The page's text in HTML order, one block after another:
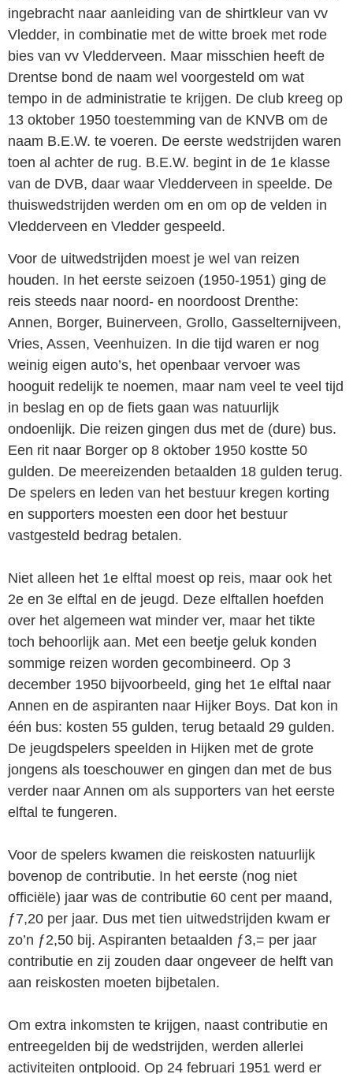
ingebracht naar aanleiding van de shirtkleur van vv
Vledder, in combinatie met de witte broek met rode
bies van vv Vledderveen. Maar misschien heeft de
Drentse bond de naam wel voorgesteld om wat
tempo in de administratie te krijgen. De club kreeg op
13 oktober 1950 toestemming van de KNVB om de
naam B.E.W. te voeren. De eerste wedstrijden waren
toen al achter de rug. B.E.W. begint in de 1e klasse
van de DVB, daar waar Vledderveen in speelde. De
thuiswedstrijden werden om en om op de velden in
Vledderveen en Vledder gespeeld.
Voor de uitwedstrijden moest je wel van reizen
houden. In het eerste seizoen (1950-1951) ging de
reis steeds naar noord- en noordoost Drenthe:
Annen, Borger, Buinerveen, Grollo, Gasselternijveen,
Vries, Assen, Veenhuizen. In die tijd waren er nog
weinig eigen auto’s, het openbaar vervoer was
hooguit redelijk te noemen, maar nam veel te veel tijd
in beslag en op de fiets gaan was natuurlijk
ondoenlijk. Die reizen gingen dus met de (dure) bus.
Een rit naar Borger op 8 oktober 1950 kostte 50
gulden. De meereizenden betaalden 18 gulden terug.
De spelers en leden van het bestuur kregen korting
en supporters moesten een door het bestuur
vastgesteld bedrag betalen.
Niet alleen het 1e elftal moest op reis, maar ook het
2e en 3e elftal en de jeugd. Deze elftallen hoefden
over het algemeen wat minder ver, maar het tikte
toch behoorlijk aan. Met een beetje geluk konden
sommige reizen worden gecombineerd. Op 3
december 1950 bijvoorbeeld, ging het 1e elftal naar
Annen en de aspiranten naar Hijker Boys. Dat kon in
één bus: kosten 55 gulden, terug betaald 29 gulden.
De jeugdspelers speelden in Hijken met de grote
jongens als toeschouwer en gingen dan met de bus
verder naar Annen om als supporters van het eerste
elftal te fun­geren.
Voor de spelers kwamen die reiskosten natuurlijk
bovenop de contributie. In het eerste (nog niet
officiële) jaar was de contributie 60 cent per maand,
ƒ7,20 per jaar. Dus met tien uitwedstrijden kwam er
zo’n ƒ2,50 bij. Aspiranten betaalden ƒ3,= per jaar
contributie en zij zouden daar ongeveer de helft van
aan reiskosten moeten bijbetalen.
Om extra inkomsten te krijgen, naast contributie en
entreegelden bij de wedstrijden, werden allerlei
activiteiten ontplooid. Op 24 februari 1951 werd er